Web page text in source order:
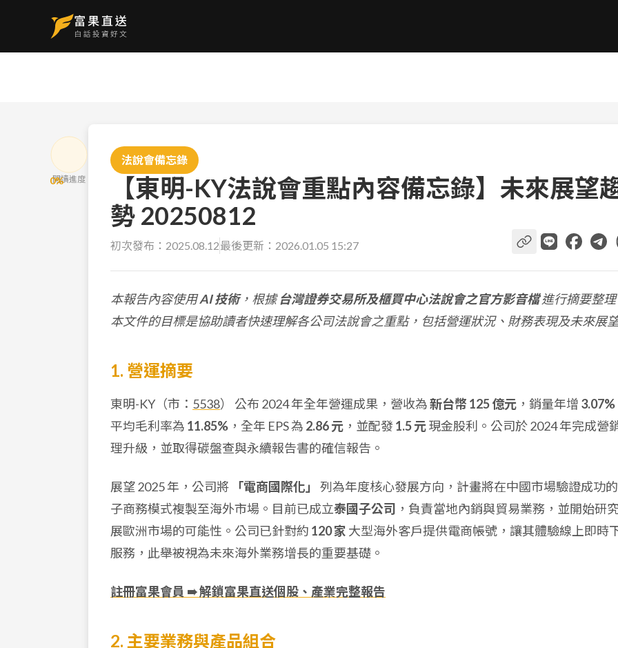
0%
閱讀進度
法說會備忘錄
【東明-KY法說會重點內容備忘錄】未來展望
勢 20250812
初次發布： 2025.08.12最後更新： 2026.01.05 15:27
本報告內容使用AI 技術，根據台灣證券交易所及櫃買中心法說會之官方影音檔進行摘要整理
本文件的目標是協助讀者快速理解各公司法說會之重點，包括營運狀況、財務表現及未來展
1. 營運摘要
東明-KY（市： 5538） 公布 2024 年全年營運成果，營收為新台幣 125 億元 ，銷量年增 3.07%
平均毛利率為 11.85% ，全年 EPS 為 2.86 元 ，並配發1.5 元現金股利。公司於 2024 年完成營
理升級，並取得碳盤查與永續報告書的確信報告。
展望 2025 年，公司將 「電商國際化」
列為年度核心發展方向，計畫將在中國市場驗證成功
子商務模式複製至海外市場。目前已成立泰國子公司 ，負責當地內銷與貿易業務，並開始研
展歐洲市場的可能性。公司已針對約 120 家 大型海外客戶提供電商帳號，讓其體驗線上即時
服務，此舉被視為未來海外業務增長的重要基礎。
註冊富果會員 ➠ 解鎖富果直送個股、產業完整報告
2. 主要業務與產品組合